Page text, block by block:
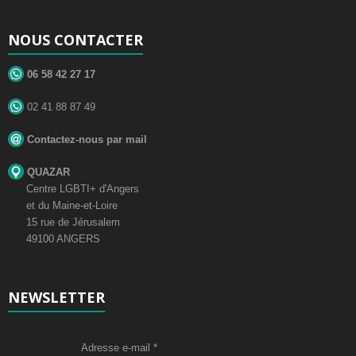
NOUS CONTACTER
06 58 42 27 17
02 41 88 87 49
Contactez-nous par mail
QUAZAR
Centre LGBTI+ d'Angers
et du Maine-et-Loire
15 rue de Jérusalem
49100 ANGERS
NEWSLETTER
Adresse e-mail *